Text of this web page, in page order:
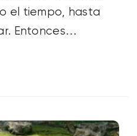
el tiempo, hasta
Entonces
largos. Lo único tan